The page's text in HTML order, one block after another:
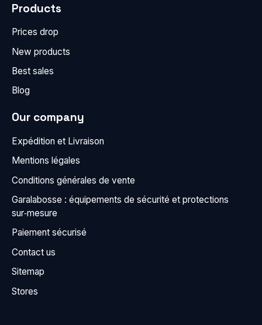
Products
Prices drop
New products
Best sales
Blog
Our company
Expédition et Livraison
Mentions légales
Conditions générales de vente
Garalabosse : équipements de sécurité et protections
sur‑mesure
Paiement sécurisé
Contact us
Sitemap
Stores